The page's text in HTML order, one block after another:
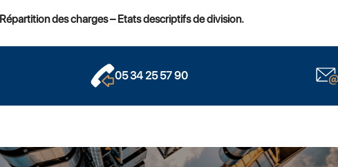
des charges – Etats descriptifs de division.
05 34 25 57 90